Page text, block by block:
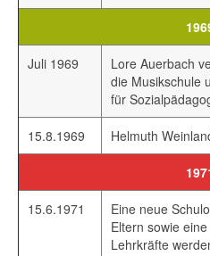
Juli 1969
Lore Auerbach
die Musikschule
für
15.8.1969 Helmuth
15.6.1971
Eine neue
Eltern sowie
Lehrkräfte